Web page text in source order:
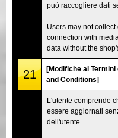
può raccogliere dati
Users may not
connection with
data without the
21
[Modifiche ai Termini
and Conditions]
L'utente comprende
essere aggiornati
dell'utente.